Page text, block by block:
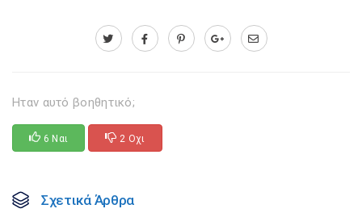
Ηταν αυτό βοηθητικό;
6 Ναι 2 Οχι
Σχετικά Άρθρα